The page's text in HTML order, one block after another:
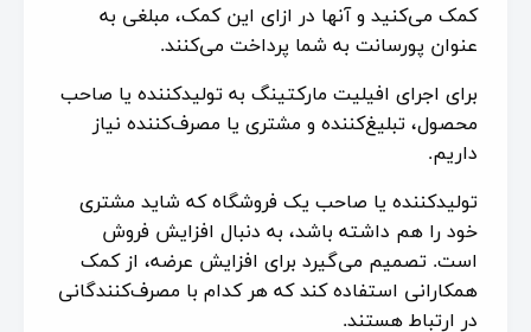
کمک می‌کنید و آنها در ازای این کمک، مبلغی به
عنوان پورسانت به شما پرداخت می‌کنند.
برای اجرای افیلیت مارکتینگ به تولیدکننده یا صاحب
محصول، تبلیغ‌کننده و مشتری یا مصرف‌کننده نیاز
داریم.
تولیدکننده یا صاحب یک فروشگاه که شاید مشتری
خود را هم داشته باشد، به دنبال افزایش فروش
است. تصمیم می‌گیرد برای افزایش عرضه، از کمک
همکارانی استفاده کند که هر کدام با مصرف‌کنندگانی
در ارتباط هستند.